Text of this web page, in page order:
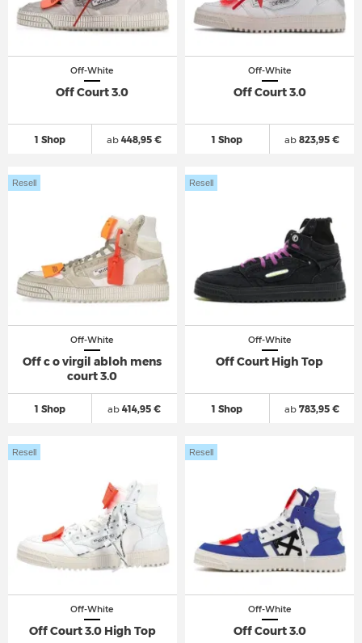
Off-White
Off Court 3.0
1 Shop ab 448,95 €
Off-White
Off Court 3.0
1 Shop ab823,95 €
Off-White
Off c o virgil abloh mens
court 3.0
1 Shop
Resell
ab 414,95 €
Off-White
Off Court High Top
1 Shop
Resell
ab783,95 €
Off-White
Off Court 3.0 High Top
Resell
Off-White
Off Court 3.0
Resell